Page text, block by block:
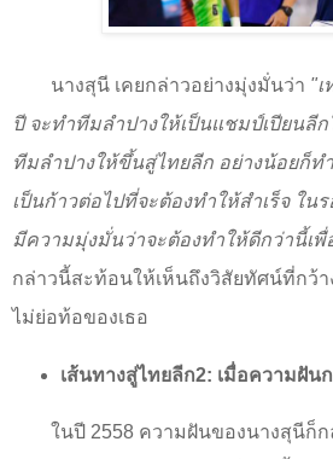
นางสุนี เคยกล่าวอย่างมุ่งมั่นว่า "เ
ปี จะทำทีมลำปางให้เป็นแชมป์เปียนลี
ทีมลำปางให้ขึ้นสู่ไทยลีก อย่างน้อยก็ท
เป็นก้าวต่อไปที่จะต้องทำให้สำเร็จ ใ
มีความมุ่งมั่นว่าจะต้องทำให้ดีกว่านี้เ
กล่าวนี้สะท้อนให้เห็นถึงวิสัยทัศน์ที่กว้
ไม่ย่อท้อของเธอ
เส้นทางสู่ไทยลีก2: เมื่อความฝัน
ในปี 2558 ความฝันของนางสุนีก็ก